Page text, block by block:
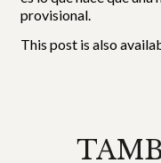
provisional.
This post is also